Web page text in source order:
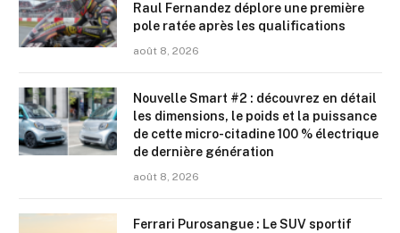
Raul Fernandez déplore une première
pole ratée après les qualifications
août 8, 2026
Nouvelle Smart #2 : découvrez en détail
les dimensions, le poids et la puissance
de cette micro-citadine 100 % électrique
de dernière génération
août 8, 2026
Ferrari Purosangue : Le SUV sportif